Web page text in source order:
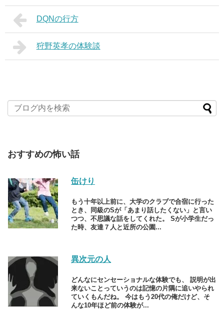
DQNの行方
狩野英孝の体験談
おすすめの怖い話
缶けり
もう十年以上前に、大学のクラブで合宿に行った
とき、同級のSが「あまり話したくない」と言い
つつ、不思議な話をしてくれた。 Sが小学生だっ
た時、友達７人と近所の公園...
異次元の人
どんなにセンセーショナルな体験でも、 説明が出
来ないことっていうのは記憶の片隅に追いやられ
ていくもんだね。 今はもう20代の俺だけど、そ
んな10年ほど前の体験が...